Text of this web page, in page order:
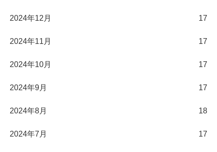
2024年12月 17
2024年11月 17
2024年10月 17
2024年9月 17
2024年8月 18
2024年7月 17